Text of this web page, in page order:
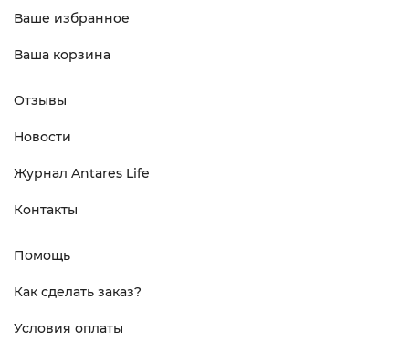
Ваше избранное
Ваша корзина
Отзывы
Новости
Журнал Antares Life
Контакты
Помощь
Как сделать заказ?
Условия оплаты